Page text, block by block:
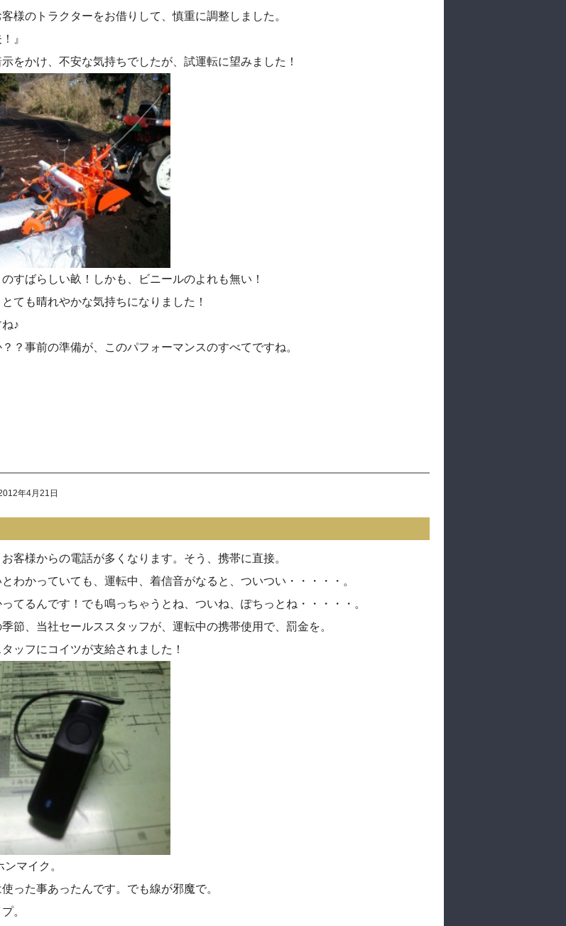
様のトラクターをお借りして、慎重に調整しました。
』
をかけ、不安な気持ちでしたが、試運転に望みました！
すばらしい畝！しかも、ビニールのよれも無い！
ても晴れやかな気持ちになりました！
♪
？事前の準備が、このパフォーマンスのすべてですね。
年4月21日
客様からの電話が多くなります。そう、携帯に直接。
わかっていても、運転中、着信音がなると、ついつい・・・・・。
てるんです！でも鳴っちゃうとね、ついね、ぽちっとね・・・・・。
節、当社セールススタッフが、運転中の携帯使用で、罰金を。
ッフにコイツが支給されました！
マイク。
った事あったんです。でも線が邪魔で。
。